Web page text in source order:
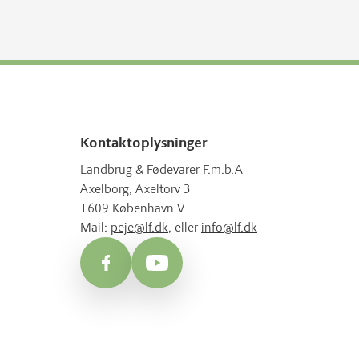
Kontaktoplysninger
Landbrug & Fødevarer F.m.b.A
Axelborg, Axeltorv 3
1609 København V
Mail: peje@lf.dk, eller info@lf.dk
FacebookYouTube